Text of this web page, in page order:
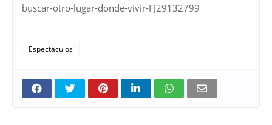
buscar-otro-lugar-donde-vivir-FJ29132799
Espectaculos